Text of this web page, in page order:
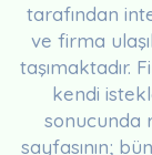
tarafından
ve firma
taşımaktadır.
kendi
sonucunda
sayfasının;